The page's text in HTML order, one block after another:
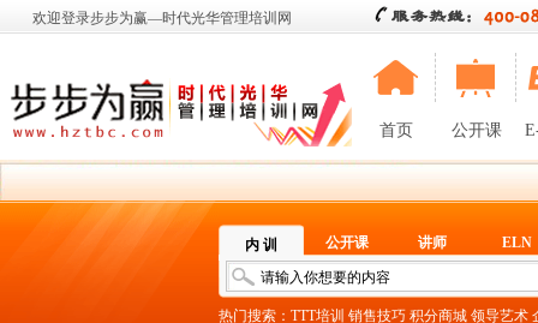
欢迎登录步步为赢—时代光华管理培训网
首页 公开课
内 训 公开课 讲师 ELN
热门搜索： TTT培训 销售技巧 积分商城 领导艺术